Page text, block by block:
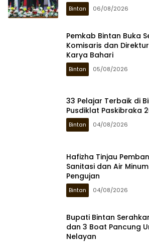
Bintan 06/08/2026
Pemkab Bintan Buka
Komisaris dan Direktur
Karya Bahari
Bintan 05/08/2026
33 Pelajar Terbaik di
Pusdiklat Paskibraka
Bintan 04/08/2026
Hafizha Tinjau
Sanitasi dan Air
Pengujan
Bintan 04/08/2026
Bupati Bintan
dan 3 Boat Pancung
Nelayan